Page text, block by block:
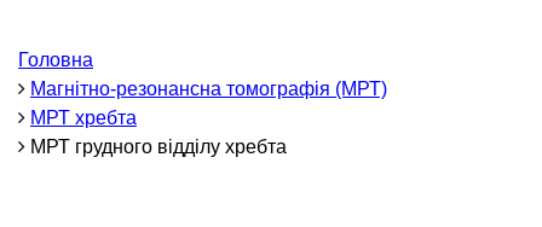
ТА ОНКОХІРУРГІЯ
і хвороби молочної залози
та онкохірургія
Головна
Магнітно-резонансна томографія (МРТ)
МРТ хребта
МРТ грудного відділу хребта